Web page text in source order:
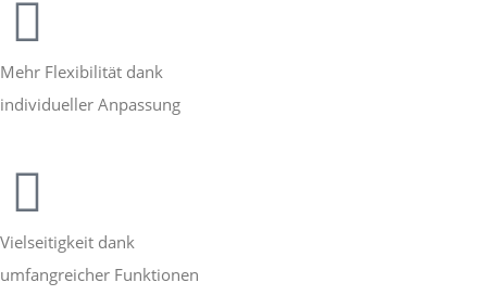
Mehr Flexibilität dank
individueller Anpassung
Vielseitigkeit dank
umfangreicher Funktionen